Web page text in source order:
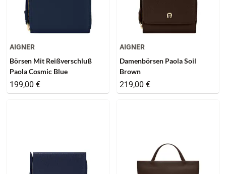
AIGNER
Börsen Mit Reißverschluß
Paola Cosmic Blue
199,00 €
AIGNER
Damenbörsen Paola Soil
Brown
219,00 €